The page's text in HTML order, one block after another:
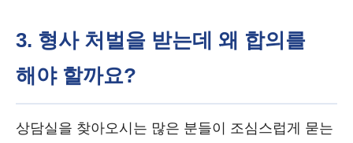
3. 형사 처벌을 받는데 왜 합의를
해야 할까요?
상담실을 찾아오시는 많은 분들이 조심스럽게 묻는